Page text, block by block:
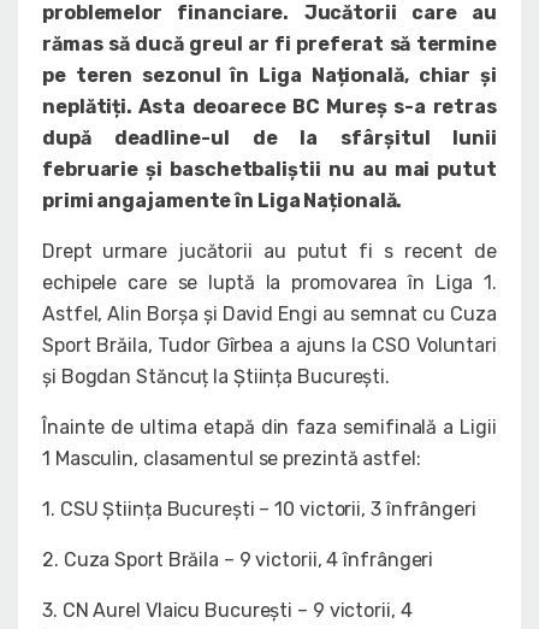
problemelor financiare. Jucătorii care au
rămas să ducă greul ar fi preferat să termine
pe teren sezonul în Liga Națională, chiar și
neplătiți. Asta deoarece BC Mureș s-a retras
după deadline-ul de la sfârșitul lunii
februarie și baschetbaliștii nu au mai putut
primi angajamente în Liga Națională.
Drept urmare jucătorii au putut fi s recent de
echipele care se luptă la promovarea în Liga 1.
Astfel, Alin Borșa și David Engi au semnat cu Cuza
Sport Brăila, Tudor Gîrbea a ajuns la CSO Voluntari
și Bogdan Stăncuț la Știința București.
Înainte de ultima etapă din faza semifinală a Ligii
1 Masculin, clasamentul se prezintă astfel:
1. CSU Știința București – 10 victorii, 3 înfrângeri
2. Cuza Sport Brăila – 9 victorii, 4 înfrângeri
3. CN Aurel Vlaicu București – 9 victorii, 4